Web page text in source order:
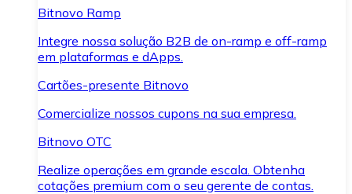
Bitnovo Ramp
Integre nossa solução B2B de on-ramp e off-ramp
em plataformas e dApps.
Cartões-presente Bitnovo
Comercialize nossos cupons na sua empresa.
Bitnovo OTC
Realize operações em grande escala. Obtenha
cotações premium com o seu gerente de contas.